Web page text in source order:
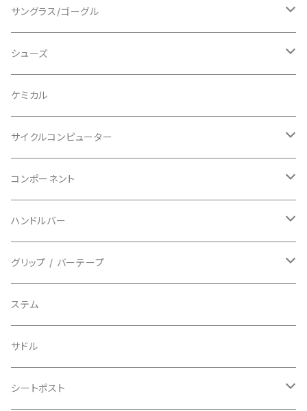
AVID/アヴィド
BAR MITTS/バーミッツ
BAZOOKA/バズーカ
BBB/ビービービー
BELL/ベル
BIKEHAND/バイクハンド
BIO RACER/ビオレーサー
BIKEYOKE/バイクヨーク
BLACKBURN/ブラックバーン
BLB/ビーエルビー
ショートスリーブ
ショーツ
ビブタイプ
パンツ / タイツ
上下セット
グローブ
指切り
フルフィンガー
ソックス
シューズカバー
キャップ
その他
ニー/膝
その他
ロード
マウンテンバイク
フルフェイス
キッズ
サングラス/ゴーグル
アクセサリー
シューズ
ロード
グラベル
マウンテンバイク
フラットペダル用
ビンディングペダル用
インソール
ケミカル
サイクルコンピューター
ヘッドユニット
センサー
アクセサリー
コンポーネント
カセットスプロケット
シフターマウント
ステムスペーサー
ケーブル類
チェーンガイド／キャッチャー
ハンドルバー
ドロップハンドル
フラット/ライザーバー
グリップ / バーテープ
グリップ
バーテープ
グリップカラー / バーエンドキャップ
ステム
サドル
シートポスト